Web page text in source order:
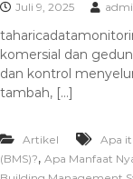
Juli 9, 2025
komersial dan
dan kontrol
tambah, […]
Artikel Apa
(BMS)?, Apa Manfaat